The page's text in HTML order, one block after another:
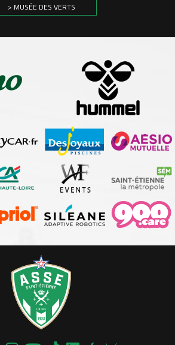
> MUSÉE DES VERTS